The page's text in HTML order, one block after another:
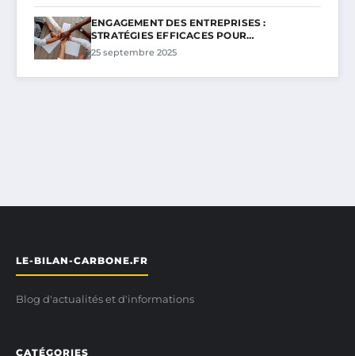
ENGAGEMENT DES ENTREPRISES :
STRATÉGIES EFFICACES POUR…
25 septembre 2025
LE-BILAN-CARBONE.FR
Blog d'actualités et d'informations
CATÉGORIES